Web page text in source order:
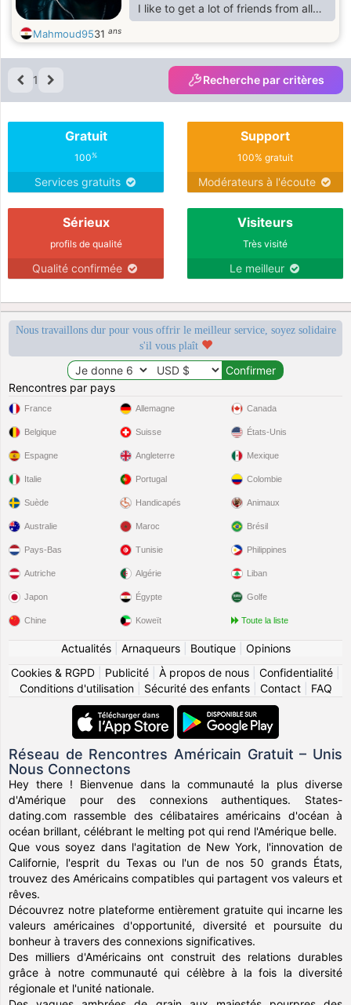
I like to get a lot of friends from all
over the world. Welcome. I love
discovering new places.
There are many things you will know
if we become friends
Mahmoud9531 ans
1 Recherche par critères
Gratuit
100%
Services gratuits
Support
100% gratuit
Modérateurs à l'écoute
Sérieux
profils de qualité
Qualité confirmée
Visiteurs
Très visité
Le meilleur
Nous travaillons dur pour vous offrir le meilleur service, soyez solidaire
s'il vous plaît
Rencontres par pays
France
Belgique
Espagne
Italie
Suède
Allemagne
Suisse
Angleterre
Portugal
Handicapés
Canada
États-Unis
Mexique
Colombie
Animaux
Australie
Pays-Bas
Autriche
Japon
Chine
Maroc
Tunisie
Algérie
Égypte
Koweït
Brésil
Philippines
Liban
Golfe
Toute la liste
Actualités| Arnaqueurs| Boutique| Opinions
Cookies & RGPD
Publicité À propos de nous Confidentialité
Conditions d'utilisation| Sécurité des enfants| Contact| FAQ
Réseau de Rencontres Américain Gratuit – Unis
Nous Connectons
Hey there ! Bienvenue dans la communauté la plus diverse
d'Amérique pour des connexions authentiques. States-
dating.com rassemble des célibataires américains d'océan à
océan brillant, célébrant le melting pot qui rend l'Amérique belle.
Que vous soyez dans l'agitation de New York, l'innovation de
Californie, l'esprit du Texas ou l'un de nos 50 grands États,
trouvez des Américains compatibles qui partagent vos valeurs et
rêves.
Découvrez notre plateforme entièrement gratuite qui incarne les
valeurs américaines d'opportunité, diversité et poursuite du
bonheur à travers des connexions significatives.
Des milliers d'Américains ont construit des relations durables
grâce à notre communauté qui célèbre à la fois la diversité
régionale et l'unité nationale.